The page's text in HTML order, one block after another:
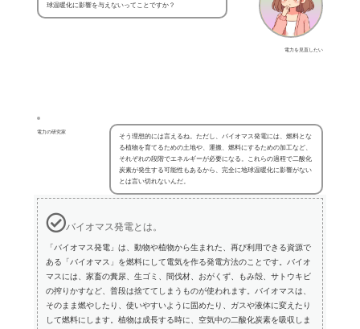
電力を見直したい
球温暖化に影響を与えないってことですか？
電力の研究家
そう理想的には言えるね。ただし、バイオマス発電には、燃料とな
る植物を育てるための土地や、運搬、燃料にするための加工など、
それぞれの段階でエネルギーが必要になる。これらの過程で二酸化
炭素が発生する可能性もあるから、完全に地球温暖化に影響がない
とは言い切れないんだ。
バイオマス発電とは。
「バイオマス発電」は、動物や植物から生まれた、再び利用できる資源で
ある「バイオマス」を燃料にして電気を作る発電方法のことです。バイオ
マスには、家畜の糞尿、生ゴミ、間伐材、おがくず、もみ殻、サトウキビ
の搾りかすなど、普段は捨ててしまうものが使われます。バイオマスは、
そのまま燃やしたり、使いやすいように固めたり、ガスや液体に変えたり
して燃料にします。植物は成長する時に、空気中の二酸化炭素を吸収しま